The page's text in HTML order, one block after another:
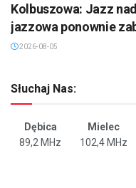
Kolbuszowa: Jazz
jazzowa ponownie
2026-08-05
Słuchaj Nas:
Dębica Mielec
89,2 MHz
102,4 MHz